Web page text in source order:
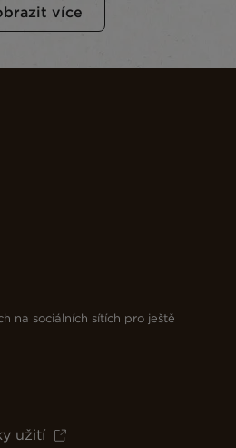
více
na sociálních sítích pro ještě
užití